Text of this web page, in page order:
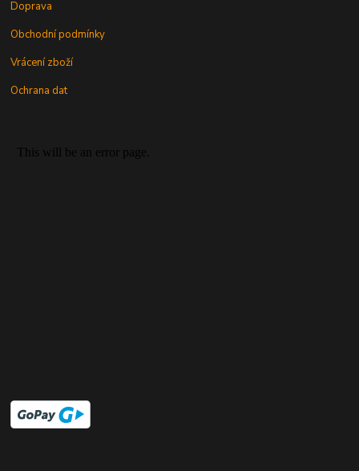
Doprava
Obchodní podmínky
Vrácení zboží
Ochrana dat